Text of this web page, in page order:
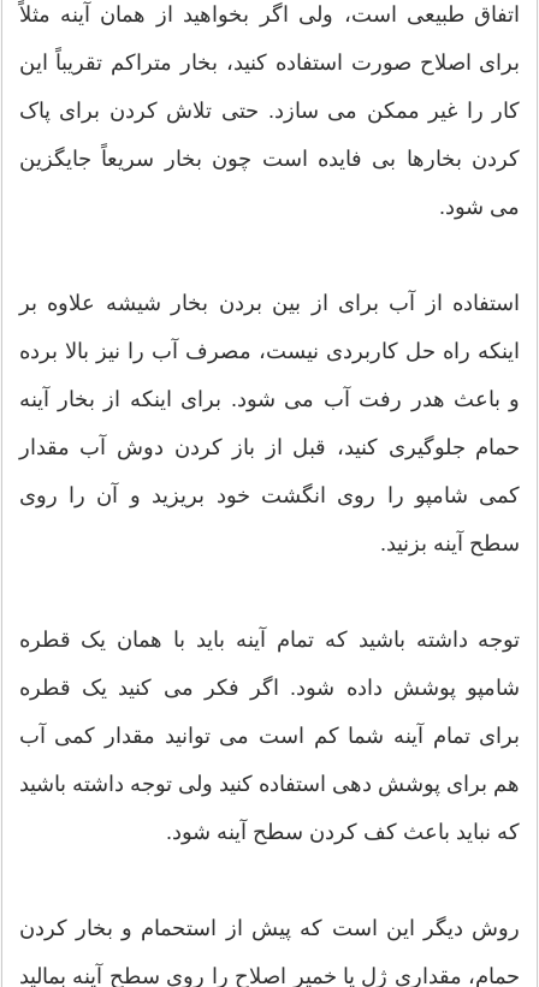
اتفاق طبیعی است، ولی اگر بخواهید از همان آینه مثلاً
برای اصلاح صورت استفاده کنید، بخار متراکم تقریباً این
کار را غیر ممکن می سازد. حتی تلاش کردن برای پاک
کردن بخارها بی فایده است چون بخار سریعاً جایگزین
می شود.
استفاده از آب برای از بین بردن بخار شیشه علاوه بر
اینکه راه حل کاربردی نیست، مصرف آب را نیز بالا برده
و باعث هدر رفت آب می شود. برای اینکه از بخار آینه
حمام جلوگیری کنید، قبل از باز کردن دوش آب مقدار
کمی شامپو را روی انگشت خود بریزید و آن را روی
سطح آینه بزنید.
توجه داشته باشید که تمام آینه باید با همان یک قطره
شامپو پوشش داده شود. اگر فکر می کنید یک قطره
برای تمام آینه شما کم است می توانید مقدار کمی آب
هم برای پوشش دهی استفاده کنید ولی توجه داشته باشید
که نباید باعث کف کردن سطح آینه شود.
روش دیگر این است که پیش از استحمام و بخار کردن
حمام، مقداری ژل یا خمیر اصلاح را روی سطح آینه بمالید